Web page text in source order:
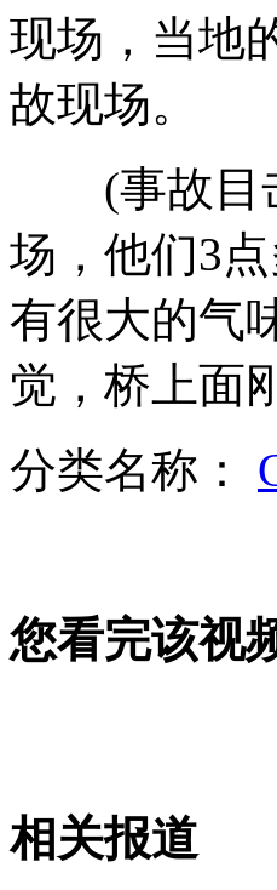
云南特大"家族式"贩毒团
广州油罐车爆燃 男子背
山西运城恶犬咬伤多人
女孩北京地铁殴打老人
外交部：反对强权政治霸
安徽一实载49人客车翻车
现场，当地
故现场。
(事故目击
场，他们3
有很大的气
觉，桥上面
分类名称：
您看完该视
相关报道